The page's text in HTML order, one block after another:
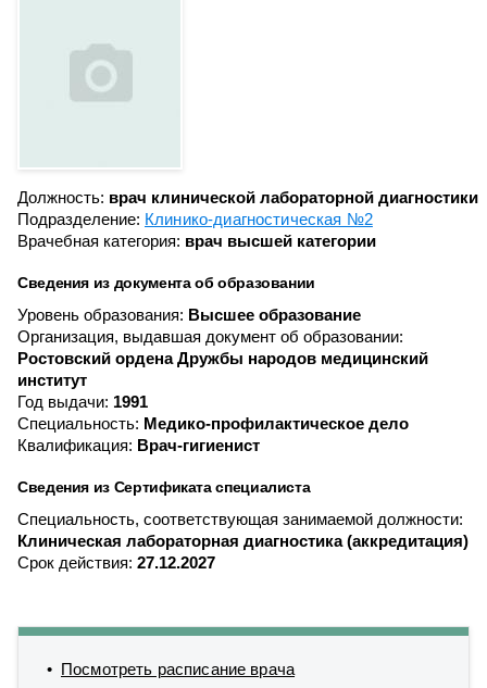
Должность: врач клинической лабораторной диагностики
Подразделение: Клинико-диагностическая №2
Врачебная категория: врач высшей категории
Сведения из документа об образовании
Уровень образования: Высшее образование
Организация, выдавшая документ об образовании:
Ростовский ордена Дружбы народов медицинский
институт
Год выдачи: 1991
Специальность: Медико-профилактическое дело
Квалификация: Врач-гигиенист
Сведения из Сертификата специалиста
Специальность, соответствующая занимаемой должности:
Клиническая лабораторная диагностика (аккредитация)
Срок действия: 27.12.2027
Посмотреть расписание врача